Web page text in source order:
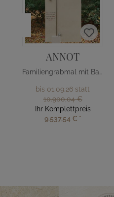
ANNOT
Familiengrabmal mit Baum Design
bis 01.09.26 statt
10.900,04 €
Ihr Komplettpreis
9.537,54 € *